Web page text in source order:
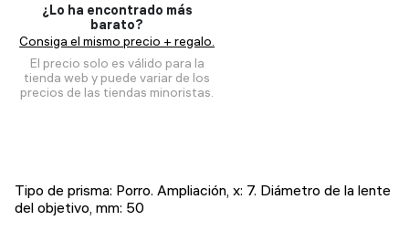
¿Lo ha encontrado más
barato?
Consiga el mismo precio + regalo.
El precio solo es válido para la
tienda web y puede variar de los
precios de las tiendas minoristas.
Tipo de prisma: Porro. Ampliación, x: 7. Diámetro de la lente
del objetivo, mm: 50